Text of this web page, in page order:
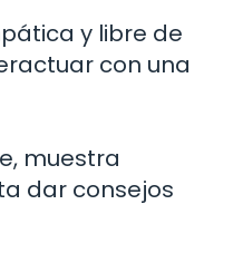
y libre de
con una
muestra
dar consejos